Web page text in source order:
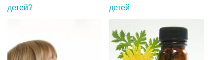
детей?
детей